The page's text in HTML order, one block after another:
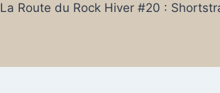
La Route du Rock Hiver #20 :